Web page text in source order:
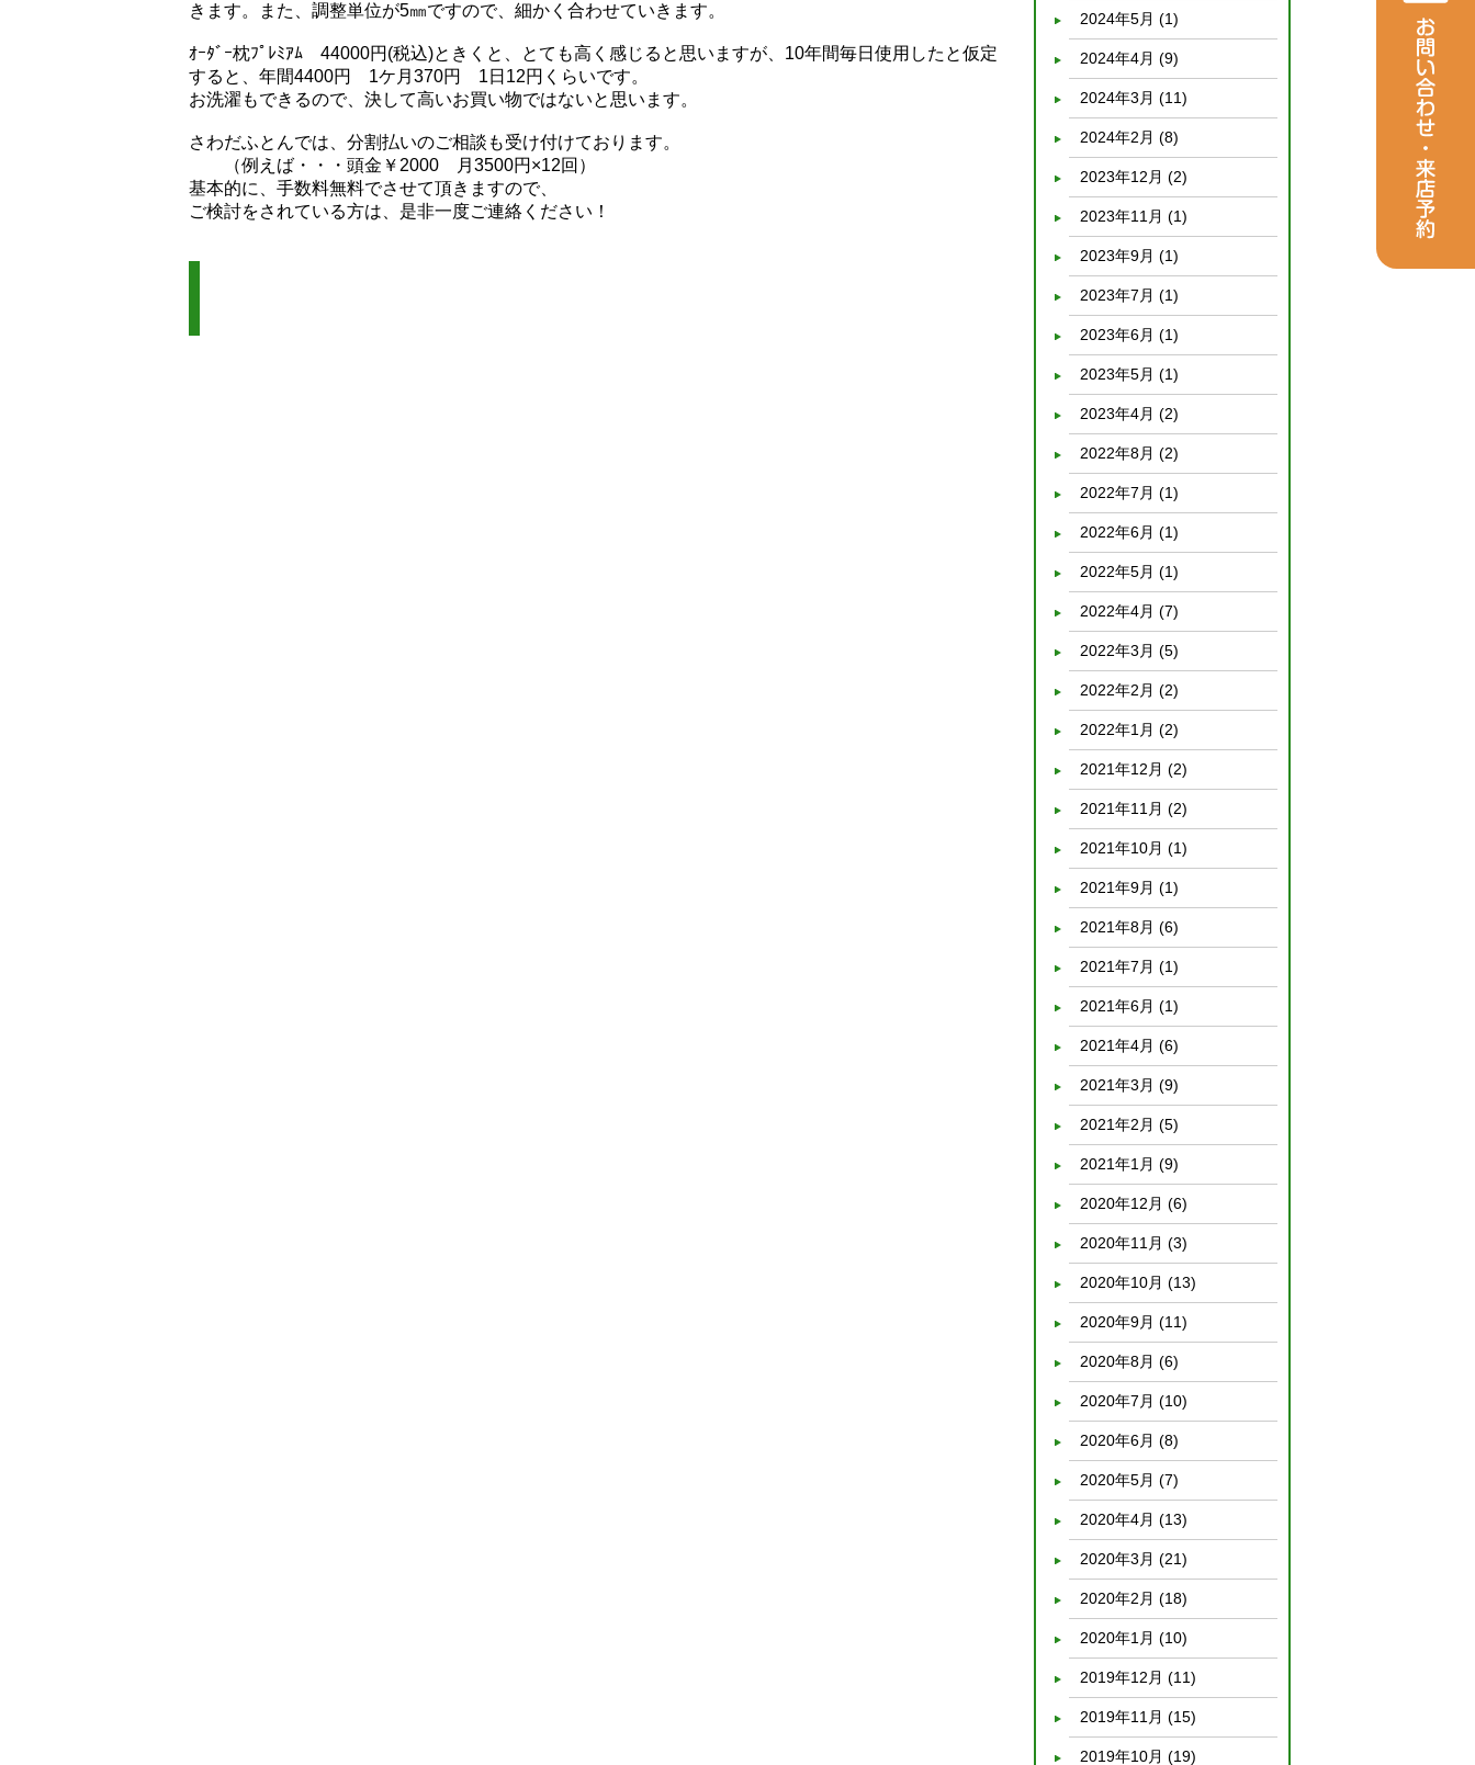
きます。また、調整単位が5㎜ですので、細かく合わせていきます。
ｵｰﾀﾞｰ枕ﾌﾟﾚﾐｱﾑ 44000円(税込)ときくと、とても高く感じると思いますが、10年間毎日使用したと仮定
すると、年間4400円 1ケ月370円 1日12円くらいです。
お洗濯もできるので、決して高いお買い物ではないと思います。
さわだふとんでは、分割払いのご相談も受け付けております。
（例えば・・・頭金￥2000 月3500円×12回）
基本的に、手数料無料でさせて頂きますので、
ご検討をされている方は、是非一度ご連絡ください！
2024年5月 (1)
2024年4月 (9)
2024年3月 (11)
2024年2月 (8)
2023年12月 (2)
2023年11月 (1)
2023年9月 (1)
2023年7月 (1)
2023年6月 (1)
2023年5月 (1)
2023年4月 (2)
2022年8月 (2)
2022年7月 (1)
2022年6月 (1)
2022年5月 (1)
2022年4月 (7)
2022年3月 (5)
2022年2月 (2)
2022年1月 (2)
2021年12月 (2)
2021年11月 (2)
2021年10月 (1)
2021年9月 (1)
2021年8月 (6)
2021年7月 (1)
2021年6月 (1)
2021年4月 (6)
2021年3月 (9)
2021年2月 (5)
2021年1月 (9)
2020年12月 (6)
2020年11月 (3)
2020年10月 (13)
2020年9月 (11)
2020年8月 (6)
2020年7月 (10)
2020年6月 (8)
2020年5月 (7)
2020年4月 (13)
2020年3月 (21)
2020年2月 (18)
2020年1月 (10)
2019年12月 (11)
2019年11月 (15)
2019年10月 (19)